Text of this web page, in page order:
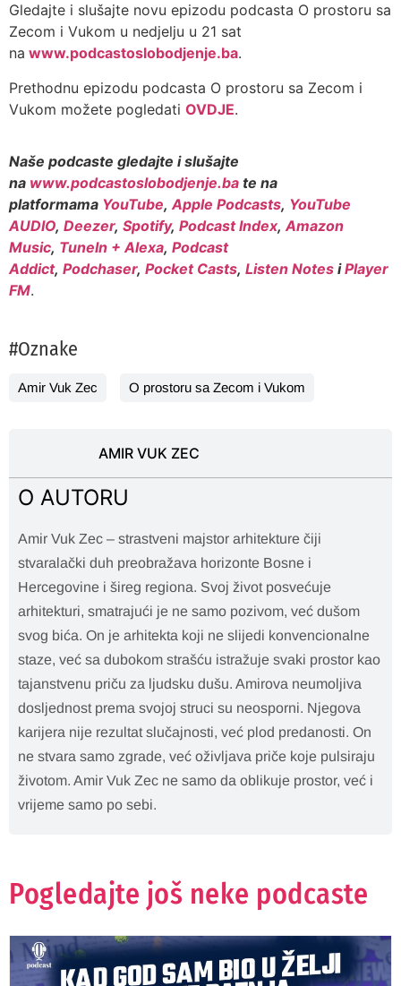
Gledajte i slušajte novu epizodu podcasta O prostoru sa
Zecom i Vukom u nedjelju u 21 sat
na www.podcastoslobodjenje.ba.
Prethodnu epizodu podcasta O prostoru sa Zecom i
Vukom možete pogledati OVDJE.
Naše podcaste gledajte i slušajte
na www.podcastoslobodjenje.ba te na
platformama YouTube,Apple Podcasts, YouTube
AUDIO, Deezer, Spotify, Podcast Index,Amazon
Music, TuneIn + Alexa, Podcast
Addict, Podchaser, Pocket Casts, Listen Notes iPlayer
FM.
#Oznake
Amir Vuk Zec O prostoru sa Zecom i Vukom
AMIR VUK ZEC
O AUTORU
Amir Vuk Zec – strastveni majstor arhitekture čiji
stvaralački duh preobražava horizonte Bosne i
Hercegovine i šireg regiona. Svoj život posvećuje
arhitekturi, smatrajući je ne samo pozivom, već dušom
svog bića. On je arhitekta koji ne slijedi konvencionalne
staze, već sa dubokom strašću istražuje svaki prostor kao
tajanstvenu priču za ljudsku dušu. Amirova neumoljiva
dosljednost prema svojoj struci su neosporni. Njegova
karijera nije rezultat slučajnosti, već plod predanosti. On
ne stvara samo zgrade, već oživljava priče koje pulsiraju
životom. Amir Vuk Zec ne samo da oblikuje prostor, već i
vrijeme samo po sebi.
Pogledajte još neke podcaste